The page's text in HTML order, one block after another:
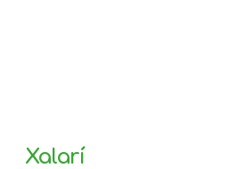
Xalarí